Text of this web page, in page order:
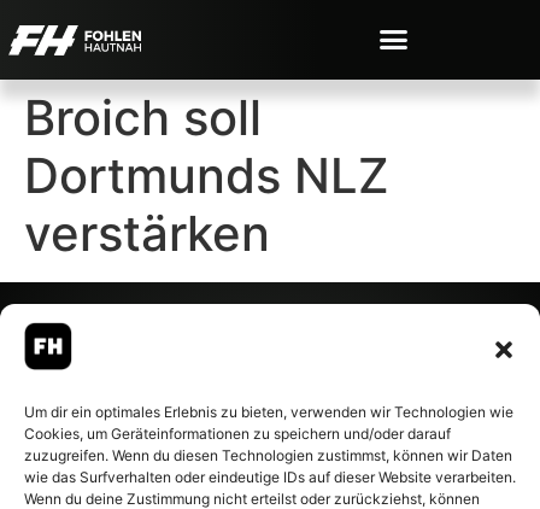
Um dir ein optimales Erlebnis zu bieten, verwenden wir Technologien wie
Cookies, um Geräteinformationen zu speichern und/oder darauf
zuzugreifen. Wenn du diesen Technologien zustimmst, können wir Daten
wie das Surfverhalten oder eindeutige IDs auf dieser Website verarbeiten.
Wenn du deine Zustimmung nicht erteilst oder zurückziehst, können
Broich soll
Dortmunds NLZ
verstärken
– Alle rechte vorbehalten.
Fohlen-Hautnah.de ist ein
offiziell eingetragenes Magazin
bei der Deutschen